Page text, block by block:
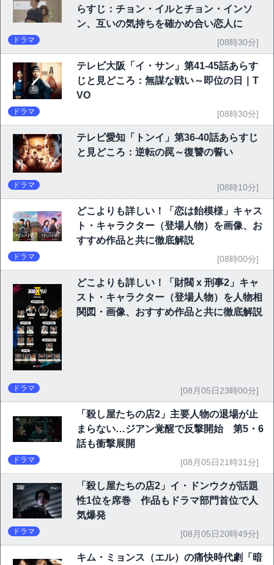
らすじ：チョン・イルとチョン・インソ
ン、互いの気持ちを確かめ合い恋人に
ドラマ [08時30分]
テレビ大阪「イ・サン」第41-45話あらす
じと見どころ：無謀な戦い～即位の日｜T
VO
ドラマ [08時30分]
テレビ愛知「トンイ」第36-40話あらすじ
と見どころ：逆転の罠～復讐の誓い
ドラマ [08時10分]
どこよりも詳しい！「恋は飴模様」キャス
ト・キャラクター（登場人物）を画像、お
すすめ作品と共に徹底解説
ドラマ [08時00分]
どこよりも詳しい！「財閥 x 刑事2」キャ
スト・キャラクター（登場人物）を人物相
関図・画像、おすすめ作品と共に徹底解説
ドラマ [08月05日23時00分]
「殺し屋たちの店2」主要人物の退場が止
まらない…ジアン覚醒で反撃開始 第5・6
話も衝撃展開
ドラマ [08月05日21時31分]
「殺し屋たちの店2」イ・ドンウクが話題
性1位を席巻 作品もドラマ部門首位で人
気爆発
ドラマ [08月05日20時49分]
キム・ミョンス（エル）の痛快時代劇「暗